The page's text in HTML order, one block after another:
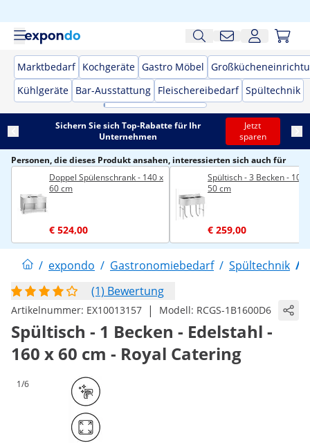
Marktbedarf Kochgeräte Gastro Möbel
Kühlgeräte Bar-Ausstattung Fleischereibedarf Spültechnik
Sichern Sie sich Top-Rabatte für Ihr
Unternehmen
Jetzt
sparen
Personen, die dieses Produkt ansahen, interessierten sich auch für
Doppel Spülenschrank - 140 x
60 cm
€ 524,00
Spültisch - 3 Becken - 100
50 cm
€ 259,00
/ expondo / Gastronomiebedarf / Spültechnik /
(1) Bewertung
Artikelnummer: EX10013157 | Modell: RCGS-1B1600D6
Spültisch - 1 Becken - Edelstahl -
160 x 60 cm - Royal Catering
1/6